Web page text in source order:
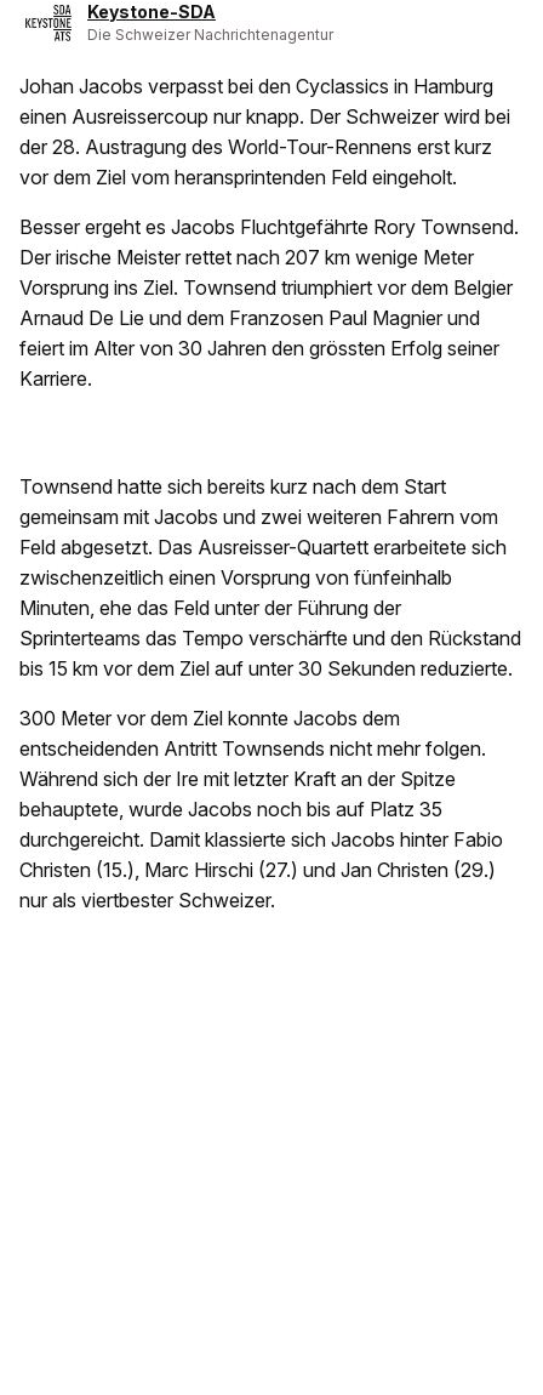
Keystone-SDA
Die Schweizer Nachrichtenagentur
Johan Jacobs verpasst bei den Cyclassics in Hamburg
einen Ausreissercoup nur knapp. Der Schweizer wird bei
der 28. Austragung des World-Tour-Rennens erst kurz
vor dem Ziel vom heransprintenden Feld eingeholt.
Besser ergeht es Jacobs Fluchtgefährte Rory Townsend.
Der irische Meister rettet nach 207 km wenige Meter
Vorsprung ins Ziel. Townsend triumphiert vor dem Belgier
Arnaud De Lie und dem Franzosen Paul Magnier und
feiert im Alter von 30 Jahren den grössten Erfolg seiner
Karriere.
Townsend hatte sich bereits kurz nach dem Start
gemeinsam mit Jacobs und zwei weiteren Fahrern vom
Feld abgesetzt. Das Ausreisser-Quartett erarbeitete sich
zwischenzeitlich einen Vorsprung von fünfeinhalb
Minuten, ehe das Feld unter der Führung der
Sprinterteams das Tempo verschärfte und den Rückstand
bis 15 km vor dem Ziel auf unter 30 Sekunden reduzierte.
300 Meter vor dem Ziel konnte Jacobs dem
entscheidenden Antritt Townsends nicht mehr folgen.
Während sich der Ire mit letzter Kraft an der Spitze
behauptete, wurde Jacobs noch bis auf Platz 35
durchgereicht. Damit klassierte sich Jacobs hinter Fabio
Christen (15.), Marc Hirschi (27.) und Jan Christen (29.)
nur als viertbester Schweizer.